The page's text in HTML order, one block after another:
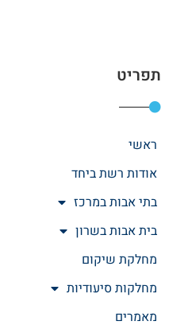
תפריט
ראשי
אודות רשת ביחד
בתי אבות במרכז
בית אבות בשרון
מחלקת שיקום
מחלקות סיעודיות
מאמרים